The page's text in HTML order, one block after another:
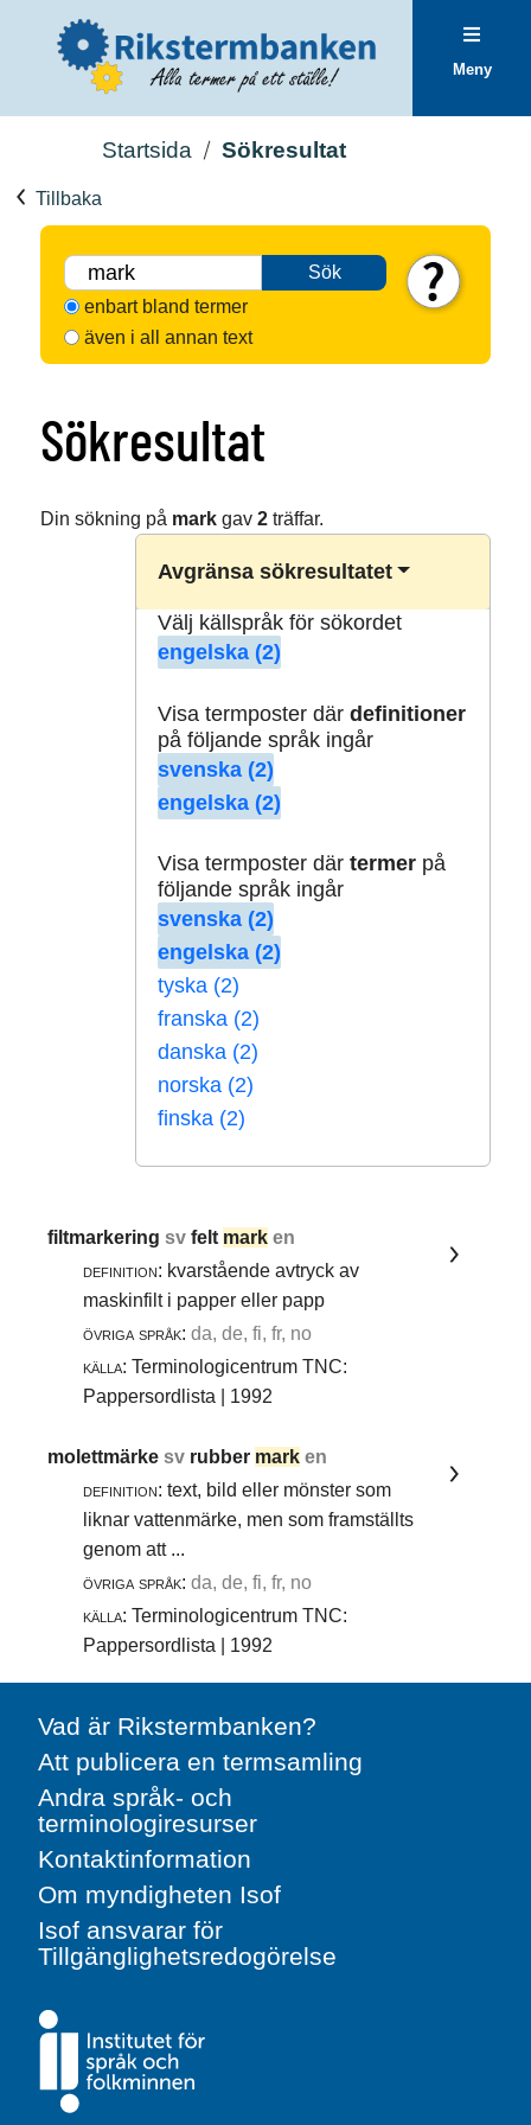
Meny
Startsida Sökresultat
Tillbaka
Sök
enbart bland termer
även i all annan text
Sökresultat
Din sökning på markgav 2träffar.
Avgränsa sökresultatet
Välj källspråk för sökordet
engelska (2)
Visa termposter där definitioner
på följande språk ingår
svenska (2)
engelska (2)
Visa termposter där termerpå
följande språk ingår
svenska (2)
engelska (2)
tyska (2)
franska (2)
danska (2)
norska (2)
finska (2)
filtmarkeringsvfelt mark en
definition: kvarstående avtryck av
maskinfilt i papper eller papp
övriga språk: da, de, fi, fr, no
källa: Terminologicentrum TNC:
Pappersordlista | 1992
molettmärkesv rubber mark en
definition: text, bild eller mönster som
liknar vattenmärke, men som framställts
genom att ...
övriga språk: da, de, fi, fr, no
källa: Terminologicentrum TNC:
Pappersordlista | 1992
Vad är Rikstermbanken?
Att publicera en termsamling
Andra språk- och
terminologiresurser
Kontaktinformation
Om myndigheten Isof
Isof ansvarar för
Tillgänglighetsredogörelse